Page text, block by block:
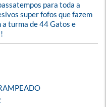
para toda a
super fofos que fazem
a turma de 44 Gatos e